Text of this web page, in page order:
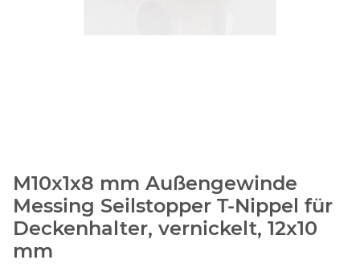
M10x1x8 mm Außengewinde
Messing Seilstopper T-Nippel für
Deckenhalter, vernickelt, 12x10
mm